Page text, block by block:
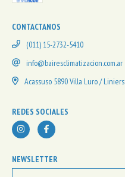
CONTACTANOS
(011) 15-2732-5410
info@bairesclimatizacion.com.ar
Acassuso 5890 Villa Luro / Liniers
REDES SOCIALES
NEWSLETTER